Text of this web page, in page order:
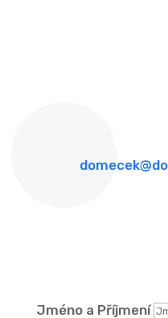
Jméno a Příjmení